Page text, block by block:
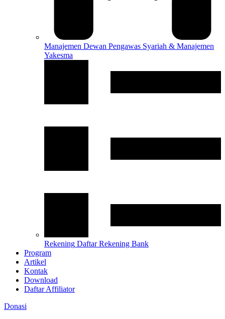
Manajemen Dewan Pengawas Syariah & Manajemen
Yakesma
Rekening Daftar Rekening Bank
Program
Artikel
Kontak
Download
Daftar Affiliator
Donasi